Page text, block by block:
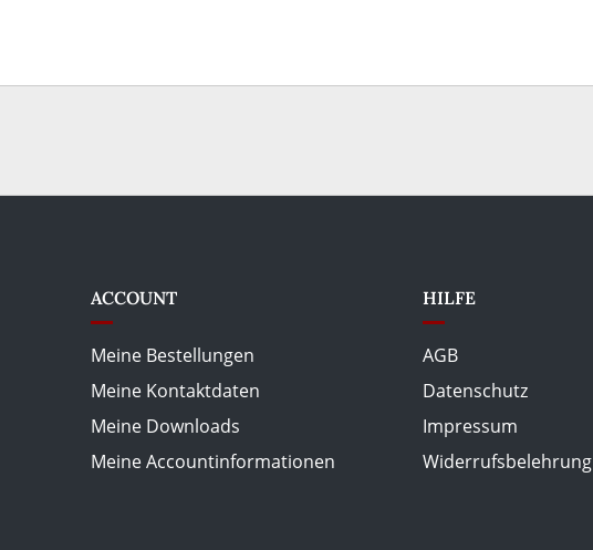
ACCOUNT
Meine Bestellungen
Meine Kontaktdaten
Meine Downloads
Meine Accountinformationen
HILFE
AGB
Datenschutz
Impressum
Widerrufsbelehrung